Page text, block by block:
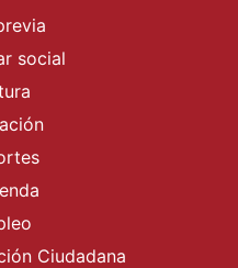
social
Ciudadana